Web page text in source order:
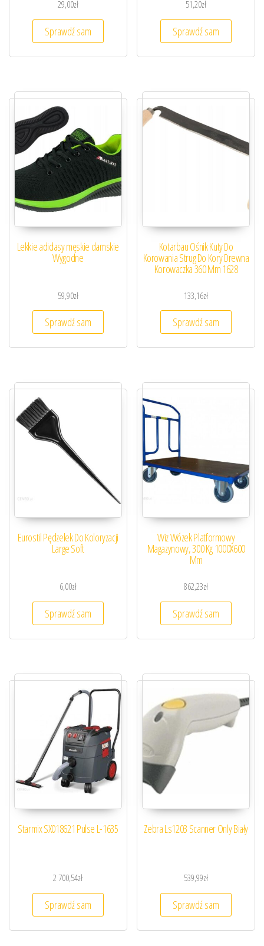
29,00zł
Sprawdź sam
51,20zł
Sprawdź sam
Lekkie adidasy męskie damskie
Wygodne
59,90zł
Sprawdź sam
Kotarbau Ośnik Kuty Do
Korowania Strug Do Kory Drewna
Korowaczka 360 Mm 1628
133,16zł
Sprawdź sam
Eurostil Pędzelek Do Koloryzacji
Large Soft
6,00zł
Sprawdź sam
Wiz Wózek Platformowy
Magazynowy, 300 Kg 1000X600
Mm
862,23zł
Sprawdź sam
Starmix SX018621 Pulse L-1635
2 700,54zł
Sprawdź sam
Zebra Ls1203 Scanner Only Biały
539,99zł
Sprawdź sam